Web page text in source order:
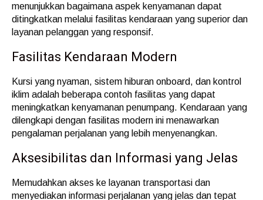
menunjukkan bagaimana aspek kenyamanan dapat
ditingkatkan melalui fasilitas kendaraan yang superior dan
layanan pelanggan yang responsif.
Fasilitas Kendaraan Modern
Kursi yang nyaman, sistem hiburan onboard, dan kontrol
iklim adalah beberapa contoh fasilitas yang dapat
meningkatkan kenyamanan penumpang. Kendaraan yang
dilengkapi dengan fasilitas modern ini menawarkan
pengalaman perjalanan yang lebih menyenangkan.
Aksesibilitas dan Informasi yang Jelas
Memudahkan akses ke layanan transportasi dan
menyediakan informasi perjalanan yang jelas dan tepat